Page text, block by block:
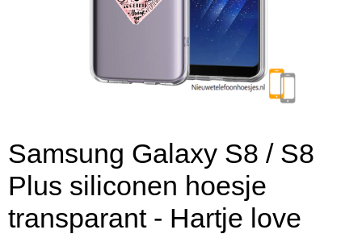
Samsung Galaxy S8 / S8
Plus siliconen hoesje
transparant - Hartje love